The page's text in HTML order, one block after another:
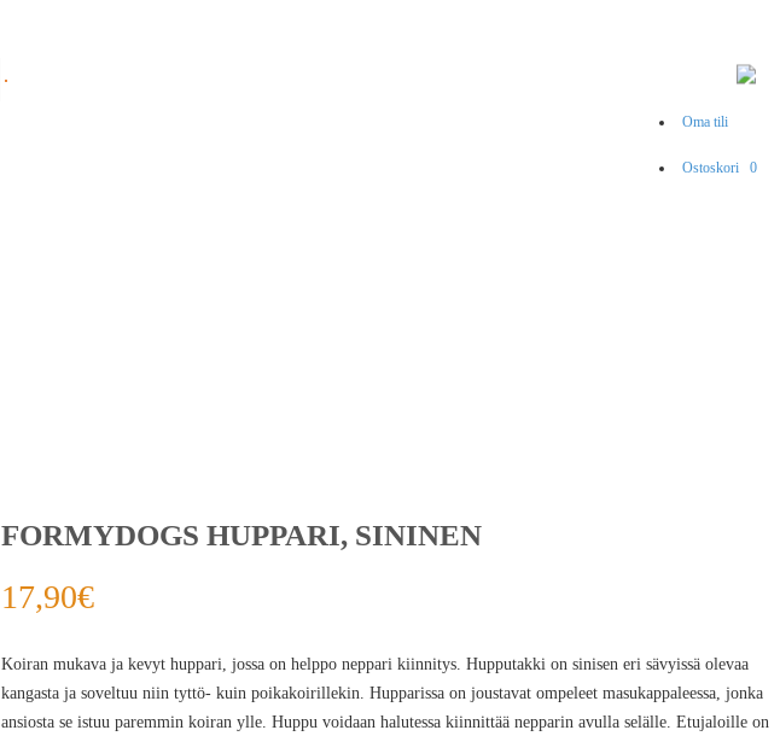
Oma tili
Ostoskori 0
FORMYDOGS HUPPARI, SININEN
17,90€
Koiran mukava ja kevyt huppari, jossa on helppo neppari kiinnitys. Hupputakki on sinisen eri sävyissä olevaa
kangasta ja soveltuu niin tyttö- kuin poikakoirillekin. Hupparissa on joustavat ompeleet masukappaleessa, jonka
ansiosta se istuu paremmin koiran ylle. Huppu voidaan halutessa kiinnittää nepparin avulla selälle. Etujaloille on